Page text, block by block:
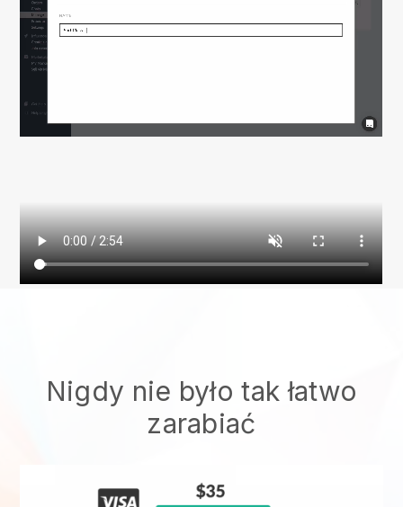
Nigdy nie było tak łatwo
zarabiać